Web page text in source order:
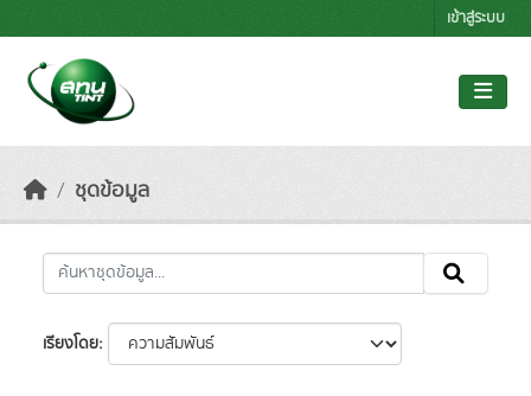
เข้าสู่ระบบ
ชุดข้อมูล
เรียงโดย